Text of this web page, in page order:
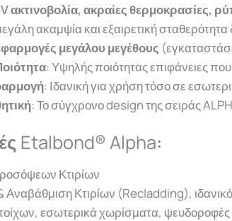
ακτινοβολία, ακραίες θερμοκρασίες,
ακαμψία και εξαιρετική
μεγάλου μεγέθους
: Υψηλής ποιότητας επιφάνειες
: Ιδανική για χρήση τόσο σε
: Το σύγχρονο design της σειράς
Etalbond® Alpha:
Κτιρίων
Αναβάθμιση Κτιρίων (Recladding),
εσωτερικά χωρίσματα, ψευδοροφές